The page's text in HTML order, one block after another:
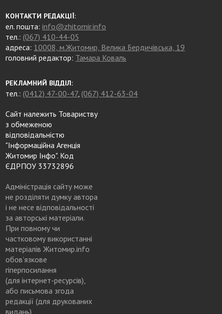
КОНТАКТИ РЕДАКЦІЇ:
ел. пошта:info@zhitomir.info
тел.: (067) 410-44-05
адреса: 10008, м.Житомир, Велика Бердичівська, 19
головний редактор: Тамара Коваль
РЕКЛАМНИЙ ВІДДІЛ:
тел.: (0412) 47-00-47, (067) 412-63-04
Сайт належить Товариству
з обмеженою
відповідальністю
"Інформаційна Агенція
Житомир Інфо". Код
ЄДРПОУ 33732896
Адміністрація сайту може
не розділяти думку автора
і не несе відповідальності
за авторські матеріали.
При повному чи
частковому використанні
матеріалів Житомир.info
обов’язкове
гіперпосилання
(для інтернет-ресурсів),
або письмова згода
редакції (для друкованих
видань)